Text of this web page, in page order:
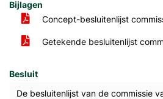
Bijlagen
Concept-besluitenlijst
Getekende besluitenlijst
Besluit
De besluitenlijst van de commissie